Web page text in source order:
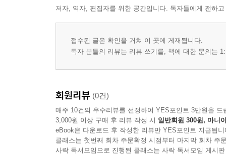
3. 캐릭터를 활용한 언어지도
1) 뽀로로
2) 하츄핑
2) 감사 나무
5. 일상생활을 활용한 언어지도
1) 글자를 찾았어요
2) 내 이름
저자, 역자, 편집자를 위한 공간입니다. 독자들에게 전하
접수된 글은 확인을 거쳐 이 곳에 게재됩니다.
독자 분들의 리뷰는 리뷰 쓰기를, 책에 대한 문의는
회원리뷰 (0건)
매주 10건의 우수리뷰를 선정하여 YES포인트 3만원을 드
3,000원 이상 구매 후 리뷰 작성 시 일반회원 300원, 마니
eBook은 다운로드 후 작성한 리뷰만 YES포인트 지급됩니
클래스는 첫번째 회차 주문확정 시점부터 마지막 회차 주
사락 독서모임으로 진행된 클래스는 사락 독서모임 게시